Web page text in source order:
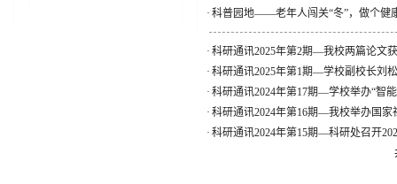
· 科普园地——老年人闯关“冬”，做个健
· 科研通讯2025年第2期—我校两篇论文
· 科研通讯2025年第1期—学校副校长刘
· 科研通讯2024年第17期—学校举办“智
· 科研通讯2024年第16期—我校举办国家
· 科研通讯2024年第15期—科研处召开